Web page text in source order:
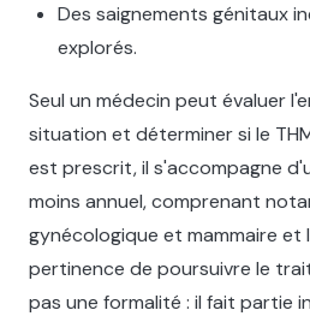
Des saignements génitaux
explorés.
Seul un médecin peut évaluer
situation et déterminer si le
est prescrit, il s'accompagne
moins annuel, comprenant
gynécologique et mammaire et
pertinence de poursuivre le
pas une formalité : il fait partie